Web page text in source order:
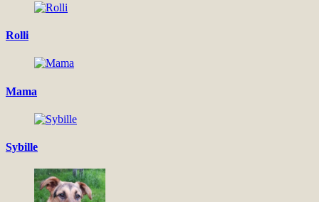
Rolli
Mama
Sybille